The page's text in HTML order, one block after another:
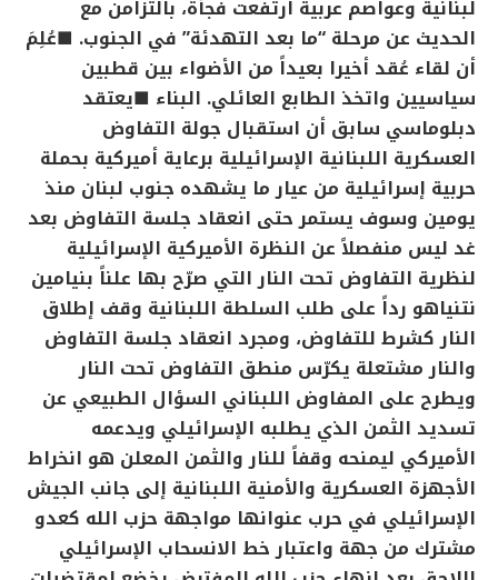
لبنانية وعواصم عربية ارتفعت فجأة، بالتزامن مع
الحديث عن مرحلة “ما بعد التهدئة” في الجنوب. ■عُلِمَ
أن لقاء عُقد أخيرا بعيداً من الأضواء بين قطبين
سياسيين واتخذ الطابع العائلي. البناء ■يعتقد
دبلوماسي سابق أن استقبال جولة التفاوض
العسكرية اللبنانية الإسرائيلية برعاية أميركية بحملة
حربية إسرائيلية من عيار ما يشهده جنوب لبنان منذ
يومين وسوف يستمر حتى انعقاد جلسة التفاوض بعد
غد ليس منفصلاً عن النظرة الأميركية الإسرائيلية
لنظرية التفاوض تحت النار التي صرّح بها علناً بنيامين
نتنياهو رداً على طلب السلطة اللبنانية وقف إطلاق
النار كشرط للتفاوض، ومجرد انعقاد جلسة التفاوض
والنار مشتعلة يكرّس منطق التفاوض تحت النار
ويطرح على المفاوض اللبناني السؤال الطبيعي عن
تسديد الثمن الذي يطلبه الإسرائيلي ويدعمه
الأميركي ليمنحه وقفاً للنار والثمن المعلن هو انخراط
الأجهزة العسكرية والأمنية اللبنانية إلى جانب الجيش
الإسرائيلي في حرب عنوانها مواجهة حزب الله كعدو
مشترك من جهة واعتبار خط الانسحاب الإسرائيلي